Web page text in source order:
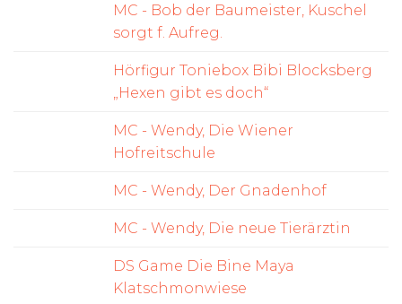
MC - Bob der Baumeister, Kuschel
sorgt f. Aufreg.
Hörfigur Toniebox Bibi Blocksberg
„Hexen gibt es doch“
MC - Wendy, Die Wiener
Hofreitschule
MC - Wendy, Der Gnadenhof
MC - Wendy, Die neue Tierärztin
DS Game Die Bine Maya
Klatschmonwiese